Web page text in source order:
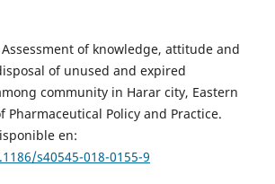
of knowledge, attitude and
of unused and expired
community in Harar city, Eastern
Pharmaceutical Policy and Practice.
en:
s40545-018-0155-9